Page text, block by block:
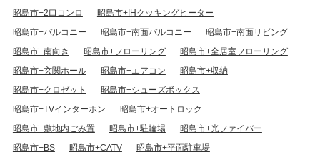
昭島市+2口コンロ
昭島市+IHクッキングヒーター
昭島市+バルコニー
昭島市+南面バルコニー
昭島市+南面リビング
昭島市+南向き
昭島市+フローリング
昭島市+全居室フローリング
昭島市+玄関ホール
昭島市+エアコン
昭島市+収納
昭島市+クロゼット
昭島市+シューズボックス
昭島市+TVインターホン
昭島市+オートロック
昭島市+敷地内ごみ置
昭島市+駐輪場
昭島市+光ファイバー
昭島市+BS
昭島市+CATV 昭島市+平面駐車場